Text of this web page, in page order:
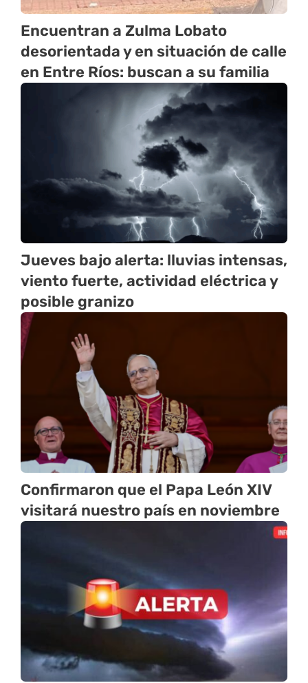
Encuentran a Zulma Lobato
desorientada y en situación de calle
en Entre Ríos: buscan a su familia
Jueves bajo alerta: lluvias intensas,
viento fuerte, actividad eléctrica y
posible granizo
Confirmaron que el Papa León XIV
visitará nuestro país en noviembre